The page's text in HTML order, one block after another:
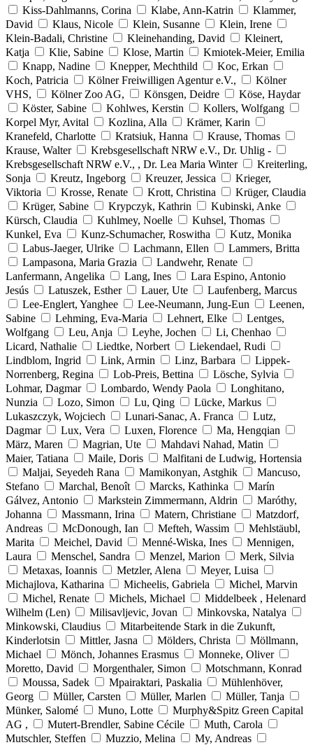
Kiss-Dahlmanns, Corina
Klabe, Ann-Katrin
Klammer,
David
Klaus, Nicole Klein, Susanne
Klein, Irene
Klein-Badali, Christine
Kleinehanding, David
Kleinert,
Katja
Klie, Sabine Klose, Martin
Kmiotek-Meier, Emilia
Knapp, Nadine
Knepper, Mechthild
Koc, Erkan
Koch, Patricia
Kölner Freiwilligen Agentur e.V.,
Kölner
VHS,
Kölner Zoo AG, Könsgen, Deidre
Köse, Haydar
Köster, Sabine
Kohlwes, Kerstin
Kollers, Wolfgang
Korpel Myr, Avital
Kozlina, Alla
Krämer, Karin
Kranefeld, Charlotte
Kratsiuk, Hanna
Krause, Thomas
Krause, Walter
Krebsgesellschaft NRW e.V., Dr. Uhlig -
Krebsgesellschaft NRW e.V., , Dr. Lea Maria Winter
Kreiterling,
Sonja
Kreutz, Ingeborg Kreuzer, Jessica
Krieger,
Viktoria
Krosse, Renate Krott, Christina
Krüger, Claudia
Krüger, Sabine
Krypczyk, Kathrin
Kubinski, Anke
Kürsch, Claudia
Kuhlmey, Noelle
Kuhsel, Thomas
Kunkel, Eva
Kunz-Schumacher, Roswitha
Kutz, Monika
Labus-Jaeger, Ulrike
Lachmann, Ellen
Lammers, Britta
Lampasona, Maria Grazia
Landwehr, Renate
Lanfermann, Angelika
Lang, Ines
Lara Espino, Antonio
Jesús
Latuszek, Esther Lauer, Ute
Laufenberg, Marcus
Lee-Englert, Yanghee
Lee-Neumann, Jung-Eun
Leenen,
Sabine
Lehming, Eva-Maria Lehnert, Elke
Lentges,
Wolfgang
Leu, Anja Leyhe, Jochen
Li, Chenhao
Licard, Nathalie
Liedtke, Norbert
Liekendael, Rudi
Lindblom, Ingrid
Link, Armin Linz, Barbara
Lippek-
Norrenberg, Regina
Lob-Preis, Bettina
Lösche, Sylvia
Lohmar, Dagmar
Lombardo, Wendy Paola
Longhitano,
Nunzia
Lozo, Simon Lu, Qing
Lücke, Markus
Lukaszczyk, Wojciech
Lunari-Sanac, A. Franca
Lutz,
Dagmar
Lux, Vera Luxen, Florence
Ma, Hengqian
März, Maren
Magrian, Ute
Mahdavi Nahad, Matin
Maier, Tatiana
Maile, Doris
Malfitani de Ludwig, Hortensia
Maljai, Seyedeh Rana
Mamikonyan, Astghik
Mancuso,
Stefano
Marchal, Benoît Marcks, Kathinka
Marín
Gálvez, Antonio
Markstein Zimmermann, Aldrin
Maróthy,
Johanna
Massmann, Irina Matern, Christiane
Matzdorf,
Andreas
McDonough, Ian Mefteh, Wassim
Mehlstäubl,
Marita
Meichel, David Menné-Wiska, Ines
Mennigen,
Laura
Menschel, Sandra Menzel, Marion
Merk, Silvia
Metaxas, Ioannis
Metzler, Alena
Meyer, Luisa
Michajlova, Katharina
Micheelis, Gabriela
Michel, Marvin
Michel, Renate
Michels, Michael
Middelbeek , Helenard
Wilhelm (Len)
Milisavljevic, Jovan
Minkovska, Natalya
Minkowski, Claudius
Mitarbeitende Stark in die Zukunft,
Kinderlotsin
Mittler, Jasna Mölders, Christa
Möllmann,
Michael
Mönch, Johannes Erasmus
Monneke, Oliver
Moretto, David
Morgenthaler, Simon
Motschmann, Konrad
Moussa, Sadek
Mpairaktari, Paskalia
Mühlenhöver,
Georg
Müller, Carsten Müller, Marlen
Müller, Tanja
Münker, Salomé
Muno, Lotte
Murphy&Spitz Green Capital
AG ,
Mutert-Brendler, Sabine Cécile
Muth, Carola
Mutschler, Steffen
Muzzio, Melina
My, Andreas